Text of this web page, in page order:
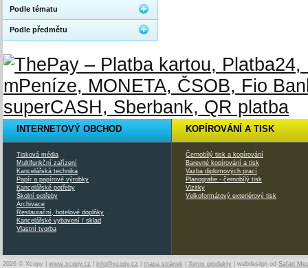
Podle tématu
Podle předmětu
INTERNETOVÝ OBCHOD
Tisková média
Multifunkční zařízení
Kancelářská technika
Papír a papírové výrobky
Kancelářské potřeby
Školní potřeby
Archivace
Restaurační, hotelové doplňky
Kancelářské vybavení / sklad
Vlastní tvorba
KOPÍROVÁNÍ A TISK
Černobílý tisk a kopírování
Barevné kopírování a tisk
Vazba diplomových prací
Planografie - černobílý tisk
Vizitky
Velkoformátový exteriérový tisk
2026 © Xcopy | www.xcopy.cz info@xcopy.cz mapa stránek Xerox produkty | webdesign od Safari